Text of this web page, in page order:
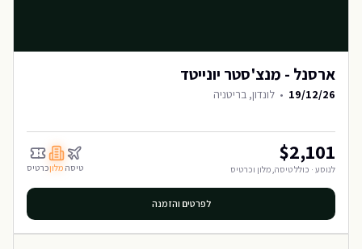
ארסנל - מנצ'סטר יונייטד
19/12/26
• לונדון, בריטניה
$2,101
לנוסע · כולל טיסה, מלון וכרטיס טיסה מלוןכרטיס
לפרטים והזמנה